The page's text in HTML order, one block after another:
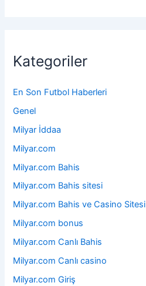
Kategoriler
En Son Futbol Haberleri
Genel
Milyar İddaa
Milyar.com
Milyar.com Bahis
Milyar.com Bahis sitesi
Milyar.com Bahis ve Casino Sitesi
Milyar.com bonus
Milyar.com Canlı Bahis
Milyar.com Canlı casino
Milyar.com Giriş